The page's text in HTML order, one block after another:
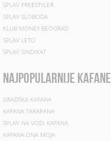
SPLAV FREESTYLER
SPLAV SLOBODA
KLUB MONEY BEOGRAD
SPLAV LETO
SPLAV SINDIKAT
najpopularnije kafane
GRADSKA KAFANA
KAFANA TARAPANA
SPLAV NA VODI KAFANA
KAFANA ONA MOJA